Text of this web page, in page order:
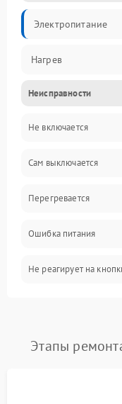
Электропитание
Нагрев
Неисправности
Не включается
Сам выключается
Перегревается
Ошибка питания
Не реагирует на
Этапы